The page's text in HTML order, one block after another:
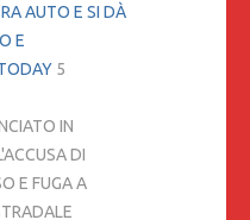
AUTO E SI DÀ
E
5
IN
DI
E FUGA A